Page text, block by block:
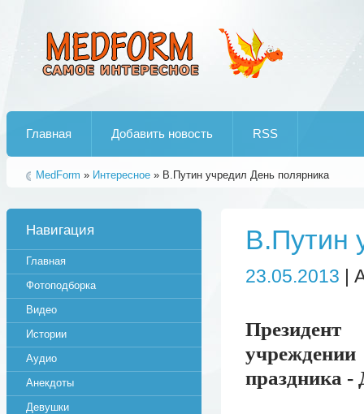
Главная Добавить новость RSS
MedForm » Интересное » В.Путин учредил День полярника
В.Путин
23.05.2013 |
праздника -
Навигация
Главная
Фотоподборка
Видео
Истории
Аудио
Анекдоты
Девушки